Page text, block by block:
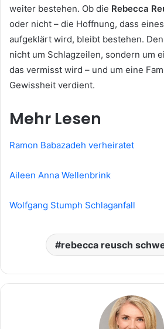
weiter bestehen. Ob die Rebecca
oder nicht – die Hoffnung, dass
aufgeklärt wird, bleibt bestehen.
nicht um Schlagzeilen, sondern um
das vermisst wird – und um eine
Gewissheit verdient.
Mehr Lesen
Ramon Babazadeh verheiratet
Aileen Anna Wellenbrink
Wolfgang Stumph Schlaganfall
rebecca reusch